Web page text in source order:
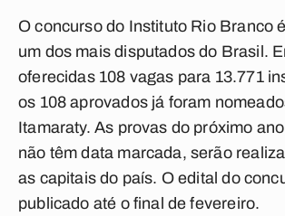
O concurso do Instituto Rio Branco
um dos mais disputados do Brasil.
oferecidas 108 vagas para 13.771
os 108 aprovados já foram
Itamaraty. As provas do próximo
não têm data marcada, serão
as capitais do país. O edital do
publicado até o final de fevereiro.